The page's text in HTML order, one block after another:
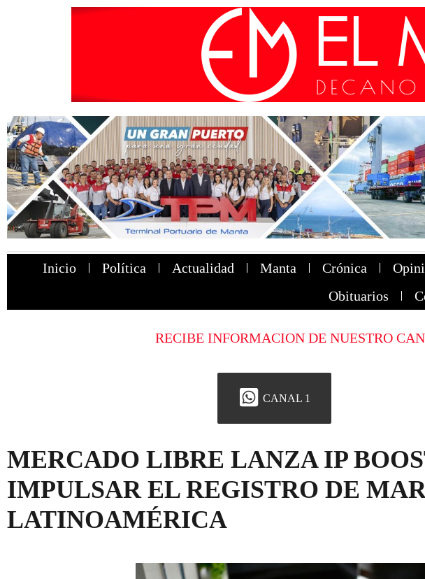
Inicio Política Actualidad Manta Crónica
Obituarios
RECIBE INFORMACION DE NUESTRO
CANAL 1
MERCADO LIBRE LANZA IP
IMPULSAR EL REGISTRO DE
LATINOAMÉRICA